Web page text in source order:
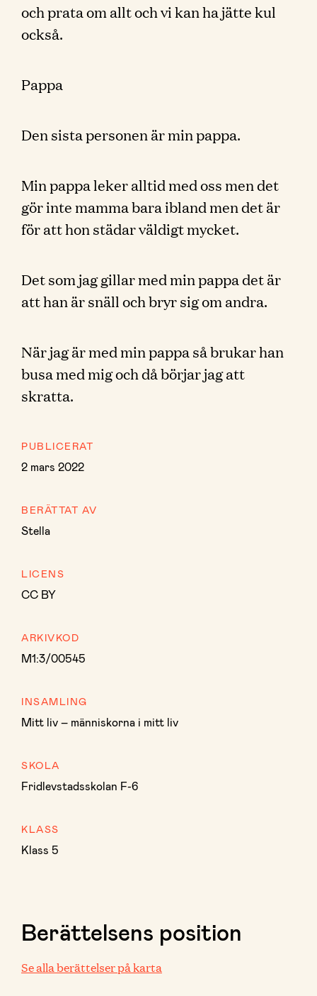
och prata om allt och vi kan ha jätte kul
också.
Pappa
Den sista personen är min pappa.
Min pappa leker alltid med oss men det
gör inte mamma bara ibland men det är
för att hon städar väldigt mycket.
Det som jag gillar med min pappa det är
att han är snäll och bryr sig om andra.
När jag är med min pappa så brukar han
busa med mig och då börjar jag att
skratta.
PUBLICERAT
2 mars 2022
BERÄTTAT AV
Stella
LICENS
CC BY
ARKIVKOD
M1:3/00545
INSAMLING
Mitt liv – människorna i mitt liv
SKOLA
Fridlevstadsskolan F-6
KLASS
Klass 5
Berättelsens position
Se alla berättelser på karta